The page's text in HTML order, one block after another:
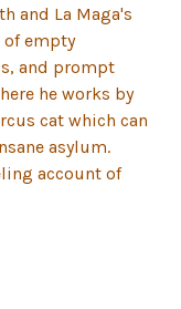
and La Maga's
of empty
and prompt
he works by
cat which can
asylum.
account of